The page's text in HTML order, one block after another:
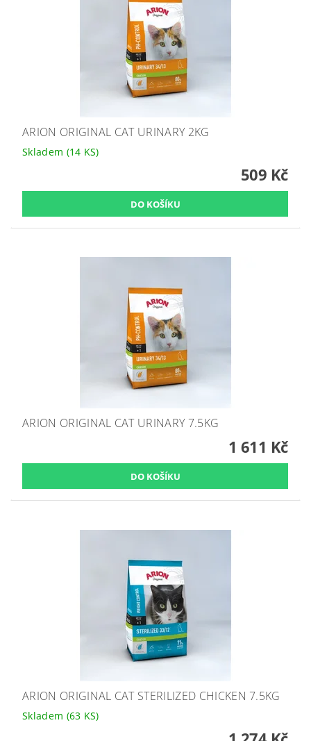
ARION ORIGINAL CAT URINARY 2KG
Skladem (14 KS)
509 Kč
ARION ORIGINAL CAT URINARY 7.5KG
1 611 Kč
ARION ORIGINAL CAT STERILIZED CHICKEN 7.5KG
Skladem (63 KS)